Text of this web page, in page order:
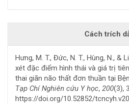
Cách trích
Hưng, M. T., Đức, N. T., Hùng, N., &
xét đặc điểm hình thái và giá trị
thai giãn não thất đơn thuần tại
Tạp Chí Nghiên cứu Y học, 200(3),
https://doi.org/10.52852/